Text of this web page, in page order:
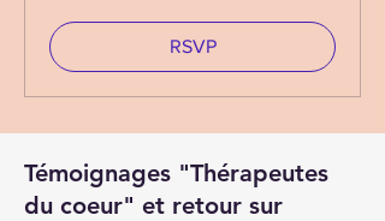
RSVP
Témoignages "Thérapeutes
du coeur" et retour sur